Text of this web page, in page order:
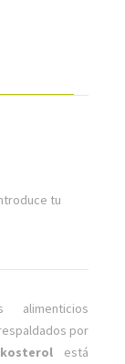
tu
alimenticios
por
está